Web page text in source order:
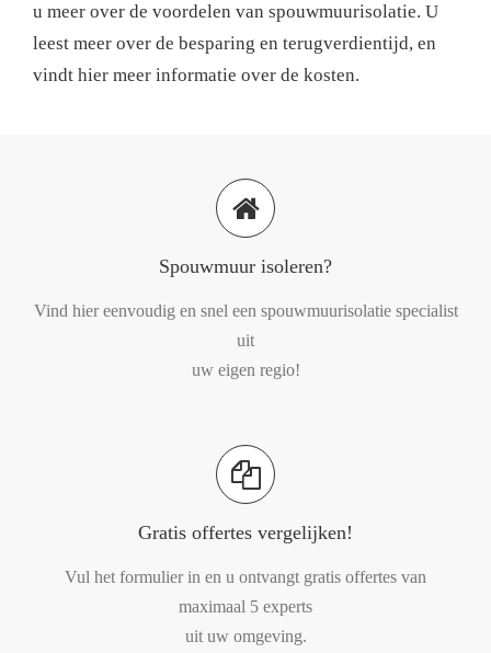
u meer over de voordelen van spouwmuurisolatie. U
leest meer over de besparing en terugverdientijd, en
vindt hier meer informatie over de kosten.
Spouwmuur isoleren?
Vind hier eenvoudig en snel een spouwmuurisolatie specialist
uit
uw eigen regio!
Gratis offertes vergelijken!
Vul het formulier in en u ontvangt gratis offertes van
maximaal 5 experts
uit uw omgeving.